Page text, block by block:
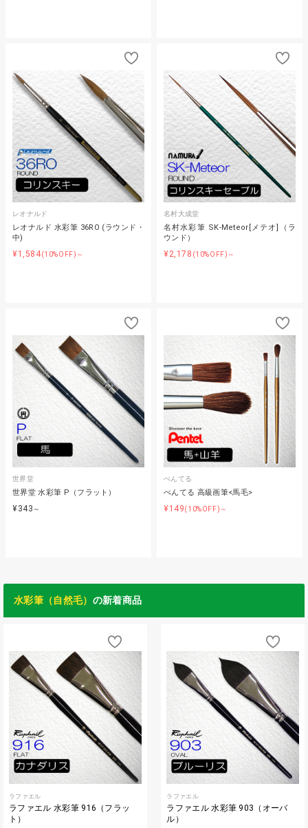
レオナルド
レオナルド 水彩筆 36RO (ラウンド・
中)
¥1,584(10%OFF)～
名村大成堂
名村水彩筆 SK-Meteor[メテオ]（ラ
ウンド）
¥2,178 (10%OFF)～
世界堂
世界堂 水彩筆 P（フラット）
¥343 ～
ぺんてる
ぺんてる 高級画筆<馬毛>
¥149(10%OFF)～
水彩筆（自然毛） の新着商品
ラファエル
ラファエル 水彩筆 916（フラッ
ト）
ラファエル
ラファエル 水彩筆 903（オーバ
ル）